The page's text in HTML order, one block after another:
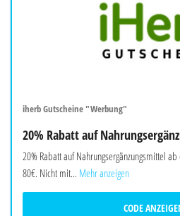
iherb Gutscheine "Werbung"
20% Rabatt auf
20% Rabatt auf Nahrungsergänzungsmittel
80€. Nicht mit... Mehr anzeigen
CODE